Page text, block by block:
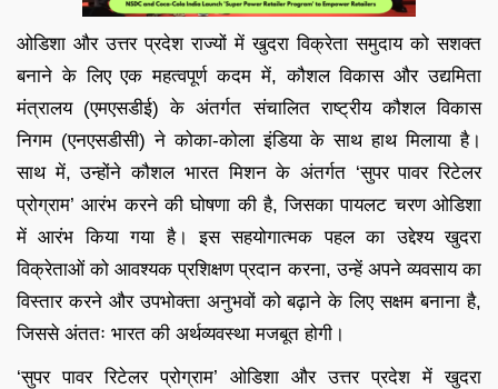
ओडिशा और उत्तर प्रदेश राज्यों में खुदरा विक्रेता समुदाय को सशक्त
बनाने के लिए एक महत्वपूर्ण कदम में, कौशल विकास और उद्यमिता
मंत्रालय (एमएसडीई) के अंतर्गत संचालित राष्ट्रीय कौशल विकास
निगम (एनएसडीसी) ने कोका-कोला इंडिया के साथ हाथ मिलाया है।
साथ में, उन्होंने कौशल भारत मिशन के अंतर्गत ‘सुपर पावर रिटेलर
प्रोग्राम’ आरंभ करने की घोषणा की है, जिसका पायलट चरण ओडिशा
में आरंभ किया गया है। इस सहयोगात्मक पहल का उद्देश्य खुदरा
विक्रेताओं को आवश्यक प्रशिक्षण प्रदान करना, उन्हें अपने व्यवसाय का
विस्तार करने और उपभोक्ता अनुभवों को बढ़ाने के लिए सक्षम बनाना है,
जिससे अंततः भारत की अर्थव्यवस्था मजबूत होगी।
‘सुपर पावर रिटेलर प्रोग्राम’ ओडिशा और उत्तर प्रदेश में खुदरा